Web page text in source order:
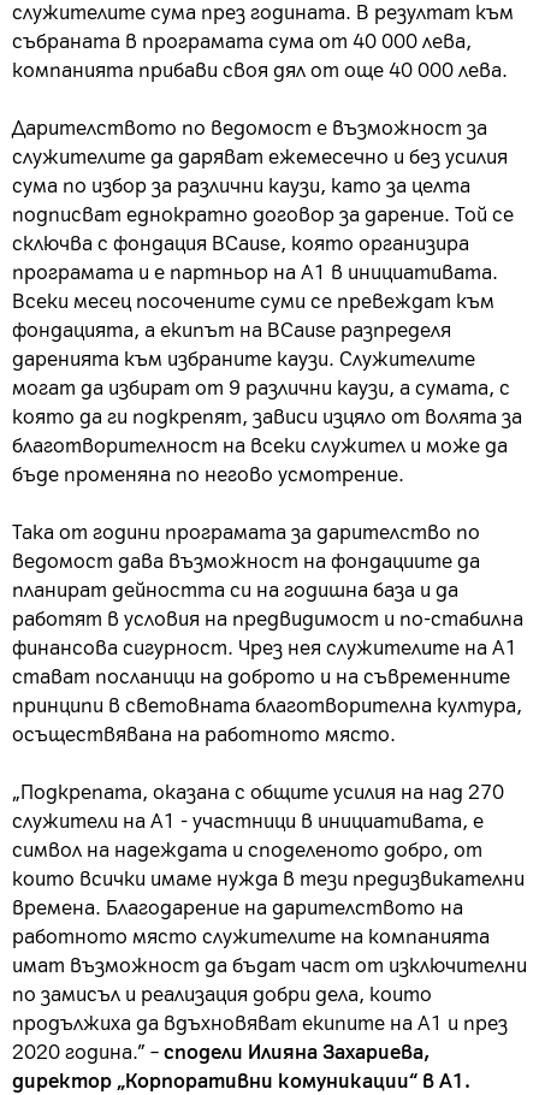
служителите сума през годината. В резултат към
събраната в програмата сума от 40 000 лева,
компанията прибави своя дял от още 40 000 лева.
Дарителството по ведомост е възможност за
служителите да даряват ежемесечно и без усилия
сума по избор за различни каузи, като за целта
подписват еднократно договор за дарение. Той се
сключва с фондация BCause, която организира
програмата и е партньор на А1 в инициативата.
Всеки месец посочените суми се превеждат към
фондацията, а екипът на BCause разпределя
даренията към избраните каузи. Служителите
могат да избират от 9 различни каузи, а сумата, с
която да ги подкрепят, зависи изцяло от волята за
благотворителност на всеки служител и може да
бъде променяна по негово усмотрение.
Така от години програмата за дарителство по
ведомост дава възможност на фондациите да
планират дейността си на годишна база и да
работят в условия на предвидимост и по-стабилна
финансова сигурност. Чрез нея служителите на А1
стават посланици на доброто и на съвременните
принципи в световната благотворителна култура,
осъществявана на работното място.
„Подкрепата, оказана с общите усилия на над 270
служители на А1 - участници в инициативата, е
символ на надеждата и споделеното добро, от
които всички имаме нужда в тези предизвикателни
времена. Благодарение на дарителството на
работното място служителите на компанията
имат възможност да бъдат част от изключителни
по замисъл и реализация добри дела, които
продължиха да вдъхновяват екипите на А1 и през
2020 година.” – сподели Илияна Захариева,
директор „Корпоративни комуникации“ в А1.